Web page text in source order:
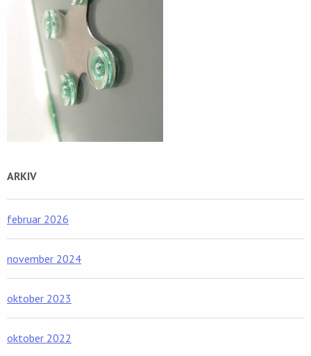
ARKIV
februar 2026
november 2024
oktober 2023
oktober 2022